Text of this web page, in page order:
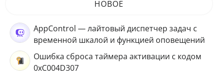
НОВОЕ
AppControl — лайтовый диспетчер задач с
временной шкалой и функцией оповещений
Ошибка сброса таймера активации с кодом
0xC004D307